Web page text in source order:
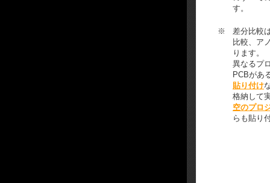
す。
※
差分比較
比較、ア
ります。
異なるプ
PCBがあ
貼り付け
格納して
空のプロ
らも貼り